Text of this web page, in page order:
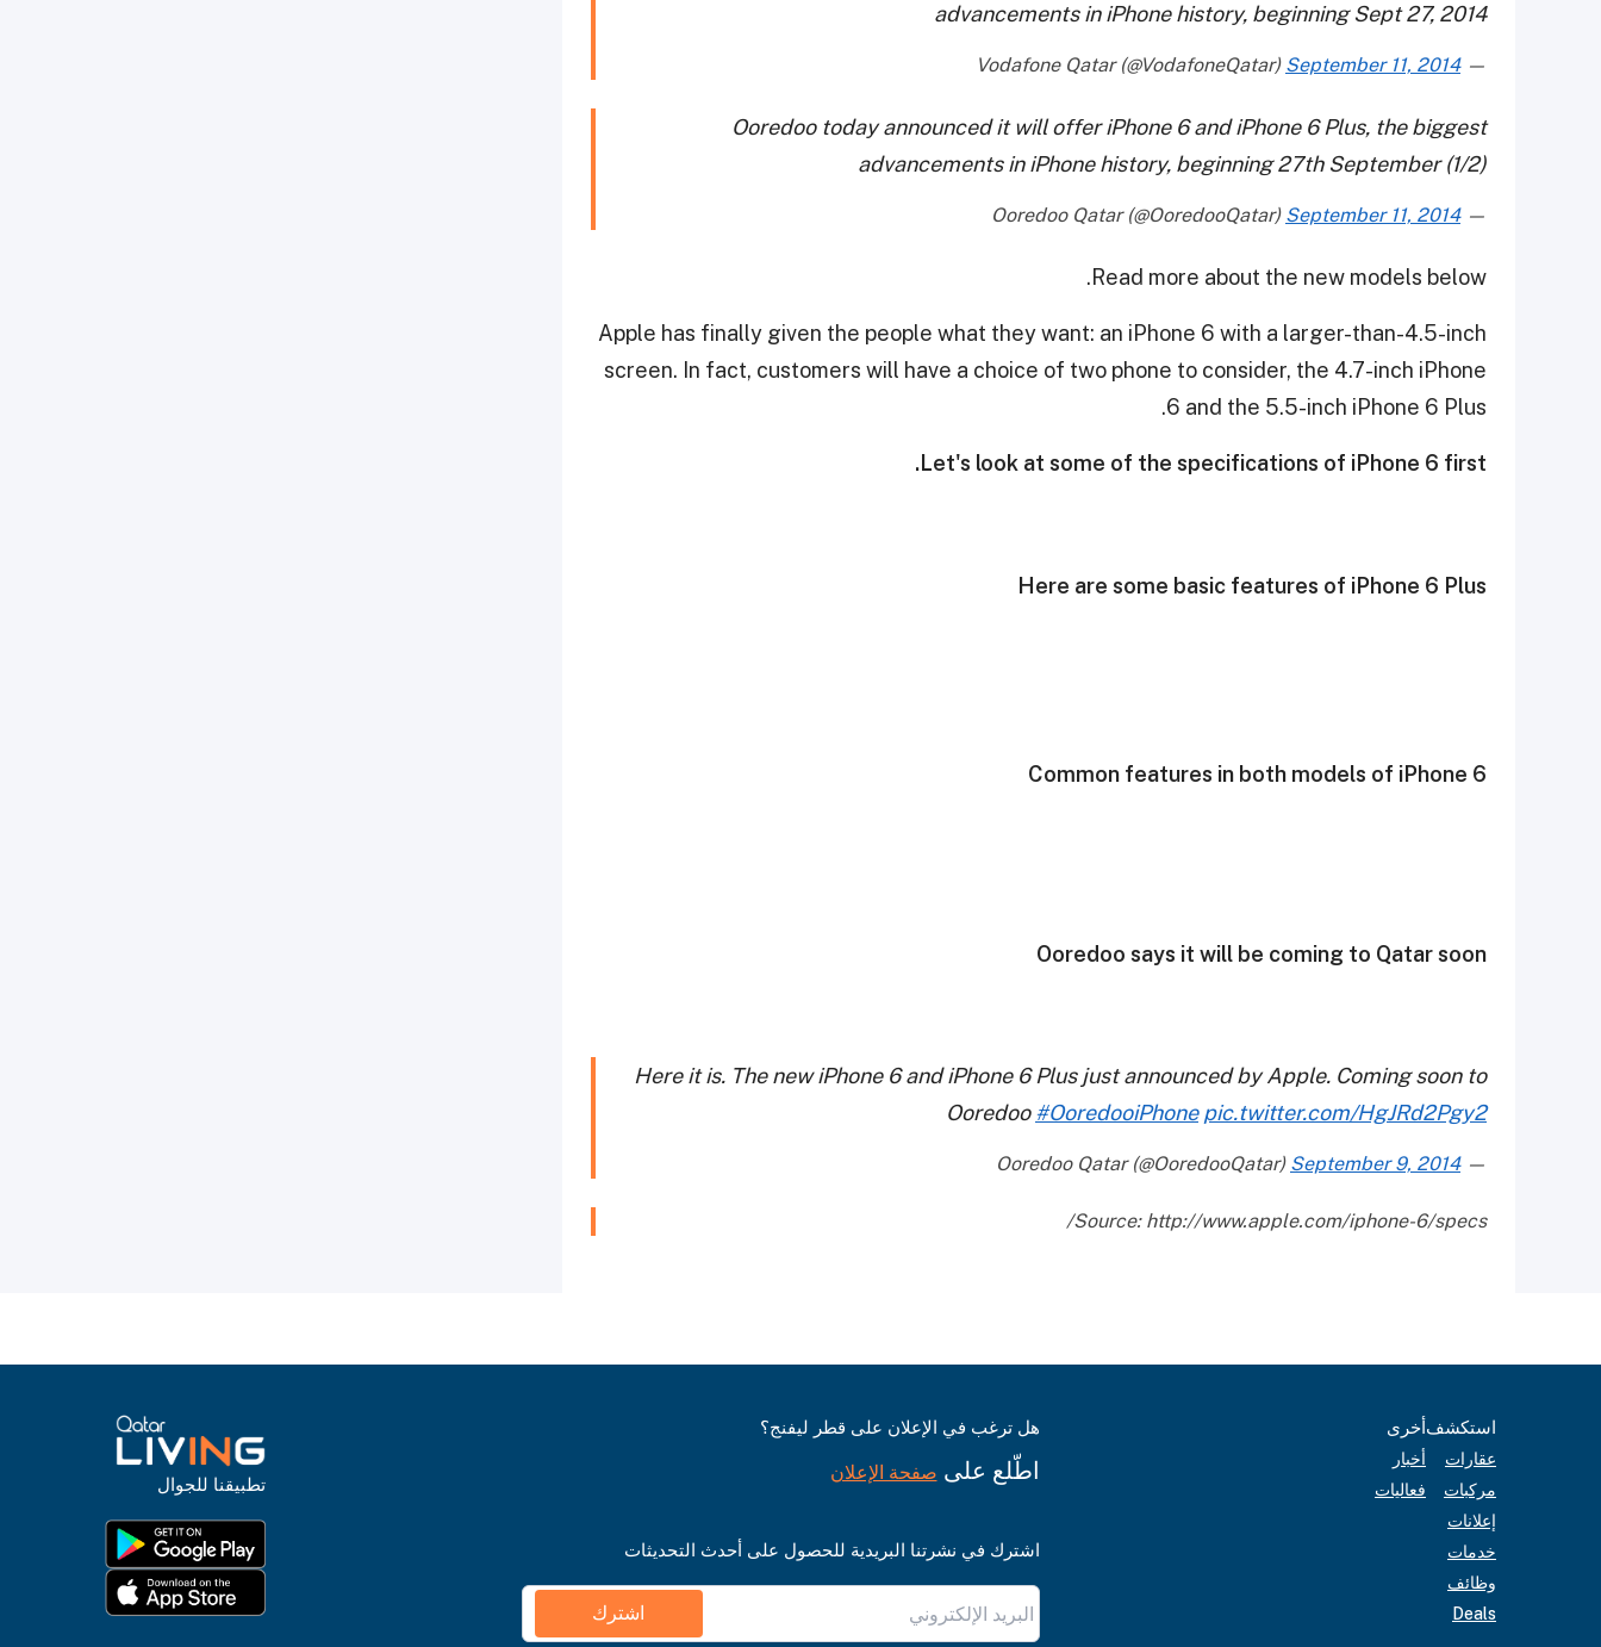
advancements in iPhone history, beginning Sept 27, 2014
— Vodafone Qatar (@VodafoneQatar)
September 11, 2014
Ooredoo today announced it will offer iPhone 6 and iPhone 6 Plus, the biggest
advancements in iPhone history, beginning 27th September (1/2)
— Ooredoo Qatar (@OoredooQatar)
September 11, 2014
Read more about the new models below.
Apple has finally given the people what they want: an iPhone 6 with a larger-than-4.5-inch
screen. In fact, customers will have a choice of two phone to consider, the 4.7-inch iPhone
6 and the 5.5-inch iPhone 6 Plus
.
Let's look at some of the specifications of iPhone 6 first.
Here are some basic features of iPhone 6 Plus
Common features in both models of iPhone 6
Ooredoo says it will be coming to Qatar soon
Here it is. The new iPhone 6 and iPhone 6 Plus just announced by Apple. Coming soon to
Ooredoo#OoredooiPhone pic.twitter.com/HgJRd2Pgy2
— Ooredoo Qatar (@OoredooQatar)
September 9, 2014
Source: http://www.apple.com/iphone-6/specs/
استكشف
عقارات
مركبات
إعلانات
خدمات
وظائف
Deals
أخرى
أخبار
فعاليات
هل ترغب في الإعلان على قطر ليفنج؟
اطّلع على صفحة الإعلان
اشترك في نشرتنا البريدية للحصول على أحدث التحديثات
اشترك
تطبيقنا للجوال